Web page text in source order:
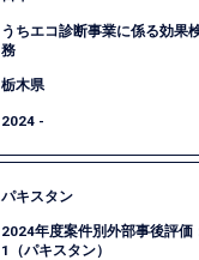
JICAによるJDS（人材育成奨
ら2023年度までに22か国から
入れ、現在は19か国で実施さ
大と環境の変化を踏まえ、よ
が求められおり、本研究は、
目的として実施しています。
うちエコ診断事業に係る効果
務
栃木県
2024 -
栃木県が実施するうちエコ診
するため、効果検証デザイン
パキスタン
2024年度案件別外部事後評価
1（パキスタン）